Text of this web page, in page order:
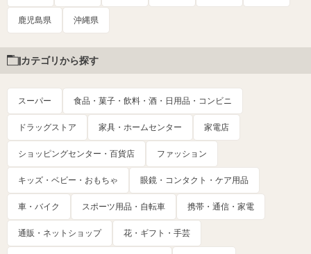
鹿児島県 沖縄県
カテゴリから探す
スーパー 食品・菓子・飲料・酒・日用品・コンビニ
ドラッグストア 家具・ホームセンター 家電店
ショッピングセンター・百貨店 ファッション
キッズ・ベビー・おもちゃ 眼鏡・コンタクト・ケア用品
車・バイク スポーツ用品・自転車 携帯・通信・家電
通販・ネットショップ 花・ギフト・手芸